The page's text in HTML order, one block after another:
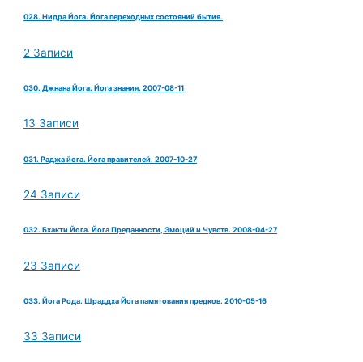
028. Нидра Йога. Йога переходных состояний бытия.
2 Записи
030. Джнана Йога. Йога знания. 2007-08-11
13 Записи
031. Раджа йога. Йога правителей. 2007-10-27
24 Записи
032. Бхакти Йога. Йога Преданности, Эмоций и Чувств. 2008-04-27
23 Записи
033. Йога Рода. Шраддха Йога памятования предков. 2010-05-16
33 Записи